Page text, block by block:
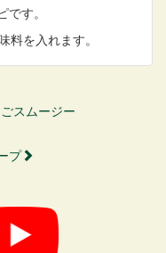
す。
料を入れます。
スムージー
プ